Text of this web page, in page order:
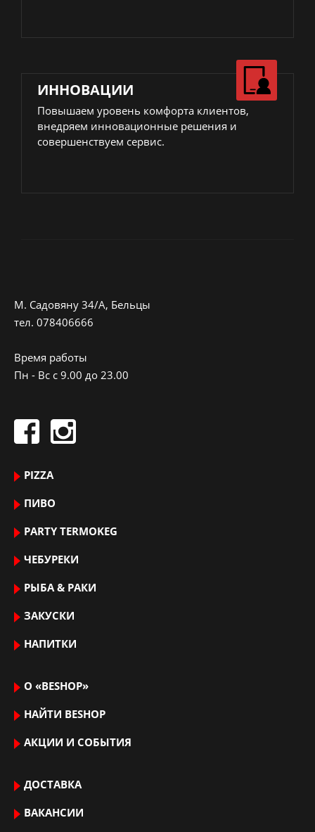
ИННОВАЦИИ
Повышаем уровень комфорта клиентов,
внедряем инновационные решения и
совершенствуем сервис.
M. Садовяну 34/A, Бельцы
тeл. 078406666
Время работы
Пн - Вс с 9.00 до 23.00
PIZZA
ПИВО
PARTY TERMOKEG
ЧЕБУРЕКИ
РЫБА & РАКИ
ЗАКУСКИ
НАПИТКИ
О «BESHOP»
НАЙТИ ВЕSHOP
АКЦИИ И СОБЫТИЯ
ДОСТАВКА
ВАКАНСИИ